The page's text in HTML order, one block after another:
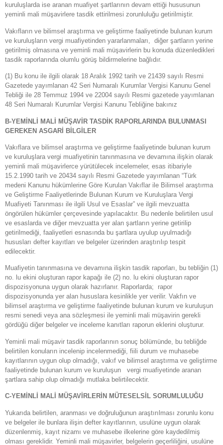
kuruluşlarda ise aranan muafiyet şartlarının devam ettiği hususunun
yeminli mali müşavirlere tasdik ettirilmesi zorunluluğu getirilmiştir.
Vakıfların ve bilimsel araştırma ve geliştirme faaliyetinde bulunan kurum
ve kuruluşların vergi muafiyetinden yararlanmaları, diğer şartların yerine
getirilmiş olmasına ve yeminli mali müşavirlerin bu konuda düzenledikleri
tasdik raporlarında olumlu görüş bildirmelerine bağlıdır.
(1) Bu konu ile ilgili olarak 18 Aralık 1992 tarih ve 21439 sayılı Resmi
Gazetede yayımlanan 42 Seri Numaralı Kurumlar Vergisi Kanunu Genel
Tebliği ile 28 Temmuz 1994 ve 22004 sayılı Resmi gazetede yayımlanan
48 Seri Numaralı Kurumlar Vergisi Kanunu Tebliğine bakınız
B-YEMİNLİ MALİ MÜŞAVİR TASDİK RAPORLARINDA BULUNMASI
GEREKEN ASGARİ BİLGİLER
Vakıflara ve bilimsel araştırma ve geliştirme faaliyetinde bulunan kurum
ve kuruluşlara vergi muafiyetinin tanınmasına ve devamına ilişkin olarak
yeminli mali müşavirlerce yürütülecek incelemeler, esas itibariyle
15.2.1990 tarih ve 20434 sayılı Resmi Gazetede yayımlanan “Türk
medeni Kanunu hükümlerine Göre Kurulan Vakıflar ile Bilimsel araştırma
ve Geliştirme Faaliyetlerinde Bulunan Kurum ve Kuruluşlara Vergi
Muafiyeti Tanınması ile ilgili Usul ve Esaslar” ve ilgili mevzuatta
öngörülen hükümler çerçevesinde yapılacaktır. Bu nedenle belirtilen usul
ve esaslarda ve diğer mevzuatta yer alan şartların yerine getirilip
getirilmediği, faaliyetleri esnasında bu şartlara uyulup uyulmadığı
hususları defter kayıtları ve belgeler üzerinden araştırılıp tespit
edilecektir.
Muafiyetin tanınmasına ve devamına ilişkin tasdik raporları, bu tebliğin (1)
no. lu ekini oluşturan rapor kapağı ile (2) no. lu ekini oluşturan rapor
dispozisyonuna uygun olarak hazırlanır. Raporlarda; rapor
dispozisyonunda yer alan hususlara kesinlikle yer verilir. Vakfın ve
bilimsel araştırma ve geliştirme faaliyetinde bulunan kurum ve kuruluşun
resmi senedi veya ana sözleşmesi ile yeminli mali müşavirin gerekli
gördüğü diğer belgeler ve inceleme kanıtları raporun eklerini oluşturur.
Yeminli mali müşavir tasdik raporlarının sonuç bölümünde, bu tebliğde
belirtilen konuların incelenip incelenmediği, fiili durum ve muhasebe
kayıtlarının uygun olup olmadığı, vakıf ve bilimsel araştırma ve geliştirme
faaliyetinde bulunan kurum ve kuruluşun vergi muafiyetinde aranan
şartlara sahip olup olmadığı mutlaka belirtilecektir.
C-YEMİNLİ MALİ MÜŞAVİRLERİN MÜTESELSİL SORUMLULUĞU
Yukarıda belirtilen, aranması ve doğruluğunun araştırılması zorunlu konu
ve belgeler ile bunlara ilişin defter kayıtlarının, usulüne uygun olarak
düzenlenmiş, kayıt nizamı ve muhasebe ilkelerine göre kaydedilmiş
olması gereklidir. Yeminli mali müşavirler, belgelerin geçerliliğini, usulüne